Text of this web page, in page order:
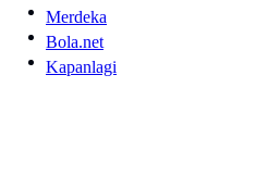
Merdeka
Bola.net
Kapanlagi